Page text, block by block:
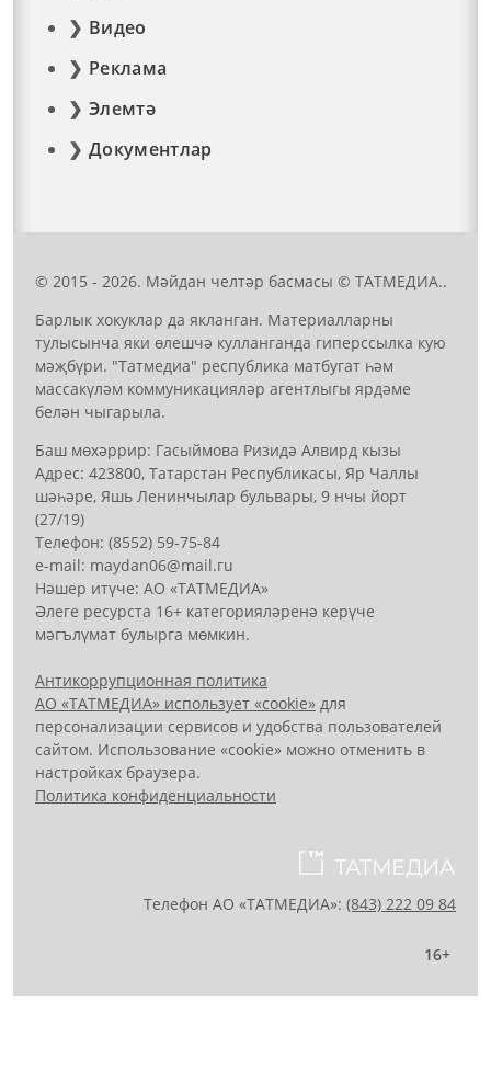
Видео
Реклама
Элемтә
Документлар
© 2015 - 2026. Мәйдан челтәр басмасы © ТАТМЕДИА..
Барлык хокуклар да якланган. Материалларны
тулысынча яки өлешчә кулланганда гиперссылка кую
мәҗбүри. "Татмедиа" республика матбугат һәм
массакүләм коммуникацияләр агентлыгы ярдәме
белән чыгарыла.
Баш мөхәррир: Гасыймова Ризидә Алвирд кызы
Адрес: 423800, Татарстан Республикасы, Яр Чаллы
шәһәре, Яшь Ленинчылар бульвары, 9 нчы йорт
(27/19)
Телефон: (8552) 59-75-84
е-mail: mауdаn06@mail.гu
Нәшер итүче: АО «ТАТМЕДИА»
Әлеге ресурста 16+ категорияләренә керүче
мәгълүмат булырга мөмкин.
Антикоррупционная политика
АО «ТАТМЕДИА» использует «cookie» для
персонализации сервисов и удобства пользователей
сайтом. Использование «cookie» можно отменить в
настройках браузера.
Политика конфиденциальности
Телефон АО «ТАТМЕДИА»: (843) 222 09 84
16+